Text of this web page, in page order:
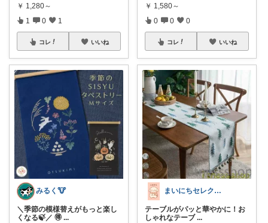
￥ 1,280～
1 0 1
コレ いいね
みるく🐮
＼季節の模様替えがもっと楽し
くなる🍃／ 🉐 ...
￥ 1,580～
0 0 0
コレ いいね
まいにちセレクトdays
テーブルがパッと華やかに！お
しゃれなテーブ ...